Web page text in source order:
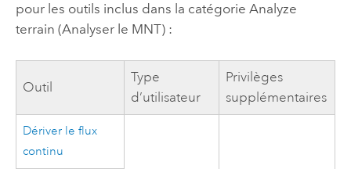
pour les outils inclus dans la catégorie Analyze
terrain (Analyser le MNT) :
Outil
Type
d’utilisateur
Privilèges
supplémentaires
Dériver le flux
continu